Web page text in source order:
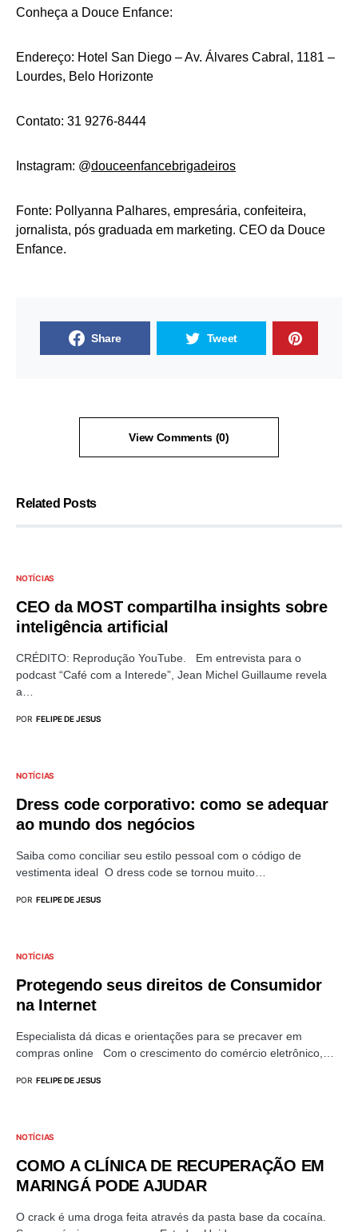
Conheça a Douce Enfance:
Endereço: Hotel San Diego – Av. Álvares Cabral, 1181 –
Lourdes, Belo Horizonte
Contato: 31 9276-8444
Instagram: @douceenfancebrigadeiros
Fonte: Pollyanna Palhares, empresária, confeiteira,
jornalista, pós graduada em marketing. CEO da Douce
Enfance.
Share Tweet
View Comments (0)
Related Posts
NOTÍCIAS
CEO da MOST compartilha insights sobre
inteligência artificial
CRÉDITO: Reprodução YouTube. Em entrevista para o
podcast “Café com a Interede”, Jean Michel Guillaume revela
a…
POR FELIPE DE JESUS
NOTÍCIAS
Dress code corporativo: como se adequar
ao mundo dos negócios
Saiba como conciliar seu estilo pessoal com o código de
vestimenta ideal O dress code se tornou muito…
POR FELIPE DE JESUS
NOTÍCIAS
Protegendo seus direitos de Consumidor
na Internet
Especialista dá dicas e orientações para se precaver em
compras online Com o crescimento do comércio eletrônico,…
POR FELIPE DE JESUS
NOTÍCIAS
COMO A CLÍNICA DE RECUPERAÇÃO EM
MARINGÁ PODE AJUDAR
O crack é uma droga feita através da pasta base da cocaína.